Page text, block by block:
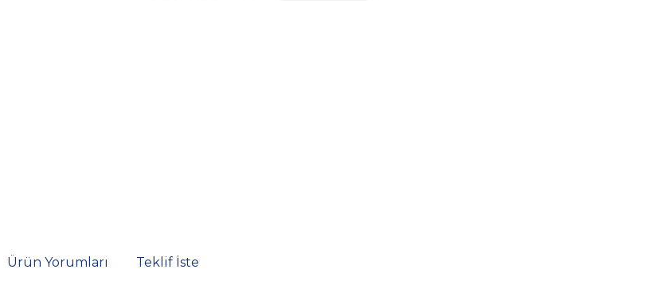
Ürün Yorumları Teklif İste